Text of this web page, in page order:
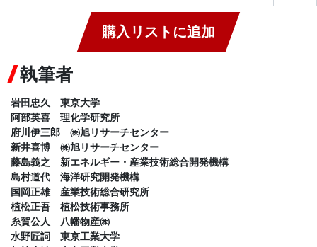
購入リストに追加
執筆者
岩田忠久 東京大学
阿部英喜 理化学研究所
府川伊三郎 ㈱旭リサーチセンター
新井喜博 ㈱旭リサーチセンター
藤島義之 新エネルギー・産業技術総合開発機構
島村道代 海洋研究開発機構
国岡正雄 産業技術総合研究所
植松正吾 植松技術事務所
糸賀公人 八幡物産㈱
水野匠詞 東京工業大学